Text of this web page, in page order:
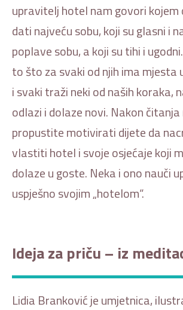
upravitelj hotel nam govori kojem
dati najveću sobu, koji su glasni i
poplave sobu, a koji su tihi i
to što za svaki od njih ima mjesta
i svaki traži neki od naših koraka,
odlazi i dolaze novi. Nakon čitanja
propustite motivirati dijete da
vlastiti hotel i svoje osjećaje koji
dolaze u goste. Neka i ono nauči
uspješno svojim „hotelom“.
Ideja za priču – iz
Lidia Branković je umjetnica,